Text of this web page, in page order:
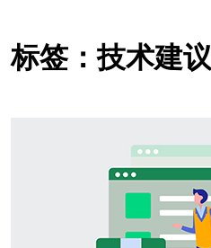
标签：技术建议